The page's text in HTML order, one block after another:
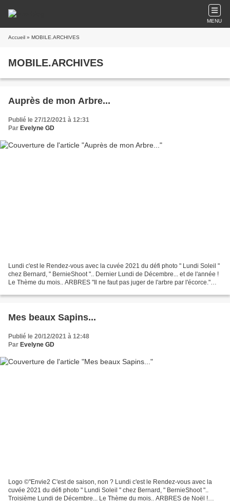
MENU
Accueil » MOBILE.ARCHIVES
MOBILE.ARCHIVES
Auprès de mon Arbre...
Publié le 27/12/2021 à 12:31
Par Evelyne GD
Lundi c'est le Rendez-vous avec la cuvée 2021 du défi photo " Lundi Soleil "
chez Bernard, " BernieShoot ".. Dernier Lundi de Décembre... et de l'année !
Le Thème du mois.. ARBRES "Il ne faut pas juger de l'arbre par l'écorce."
Mes beaux Sapins...
Publié le 20/12/2021 à 12:48
Par Evelyne GD
Logo ©"Envie2 C'est de saison, non ? Lundi c'est le Rendez-vous avec la
cuvée 2021 du défi photo " Lundi Soleil " chez Bernard, " BernieShoot "..
Troisième Lundi de Décembre... Le Thème du mois.. ARBRES de Noël !